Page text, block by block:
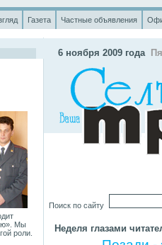
Газета Частные объявления
Мы
роли.
6 ноября 2009 года
Поиск по сайту
Неделя глазами